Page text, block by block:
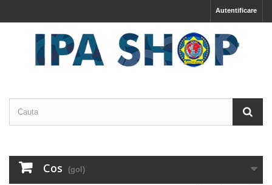
Autentificare
Cos (gol)